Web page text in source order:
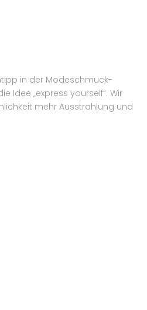
in der Modeschmuck-
Idee „express yourself“. Wir
mehr Ausstrahlung und